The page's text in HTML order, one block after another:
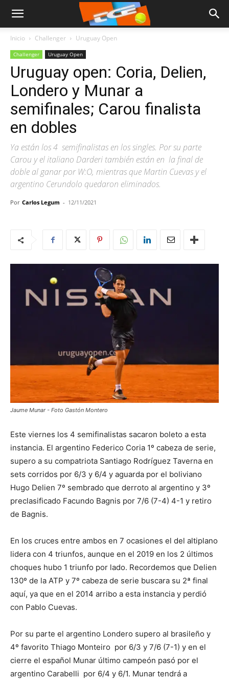
Inicio Challenger Uruguay Open
Challenger Uruguay Open
Uruguay open: Coria, Delien,
Londero y Munar a
semifinales; Carou finalista
en dobles
Ya están los 4 semifinalistas en los singles. Por su parte
Carou y el italiano Darderi también están en la final de
doble al ganar por W:O, mientras que Martin Cuevas y el
argentino Cerundolo quedaron eliminados.
Por Carlos Legum - 12/11/2021
Jaume Munar - Foto Gastón Montero
Este viernes los 4 semifinalistas sacaron boleto a esta
instancia. El argentino Federico Coria 1º cabeza de serie,
supero a su compatriota Santiago Rodríguez Taverna en
sets corridos por 6/3 y 6/4 y aguarda por el boliviano
Hugo Delien 7º sembrado que derroto al argentino y 3º
preclasificado Facundo Bagnis por 7/6 (7-4) 4-1 y retiro
de Bagnis.
En los cruces entre ambos en 7 ocasiones el del altiplano
lidera con 4 triunfos, aunque en el 2019 en los 2 últimos
choques hubo 1 triunfo por lado. Recordemos que Delien
130º de la ATP y 7º cabeza de serie buscara su 2ª final
aquí, ya que en el 2014 arribo a esta instancia y perdió
con Pablo Cuevas.
Por su parte el argentino Londero supero al brasileño y
4º favorito Thiago Monteiro por 6/3 y 7/6 (7-1) y en el
cierre el español Munar último campeón pasó por el
argentino Carabelli por 6/4 y 6/1. Munar tendrá a